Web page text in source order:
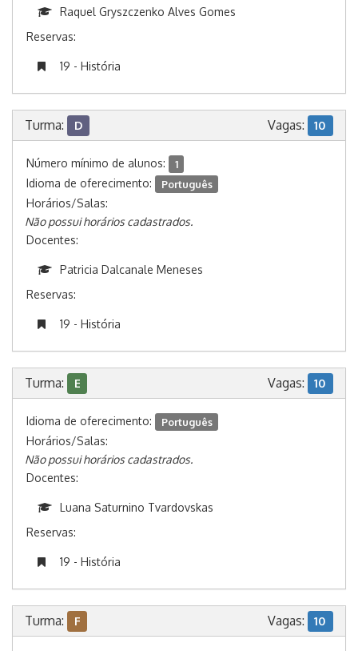
Raquel Gryszczenko Alves Gomes
Reservas:
19 - História
Turma: D Vagas: 10
Número mínimo de alunos: 1
Idioma de oferecimento: Português
Horários/Salas:
Não possui horários cadastrados.
Docentes:
Patricia Dalcanale Meneses
Reservas:
19 - História
Turma: E Vagas: 10
Idioma de oferecimento: Português
Horários/Salas:
Não possui horários cadastrados.
Docentes:
Luana Saturnino Tvardovskas
Reservas:
19 - História
Turma: F Vagas: 10